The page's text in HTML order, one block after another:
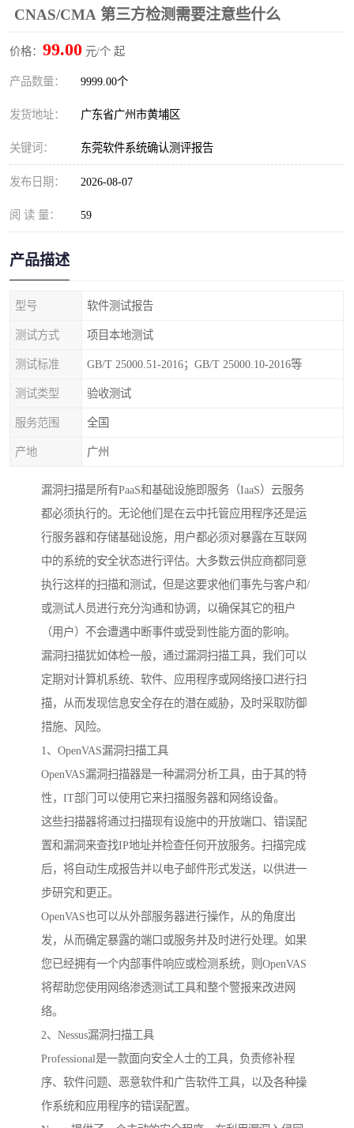
CNAS/CMA 第三方检测需要注意些什么
价格： 99.00 元/个 起
产品数量： 9999.00个
发货地址： 广东省广州市黄埔区
关键词： 东莞软件系统确认测评报告
发布日期： 2026-08-07
阅 读 量： 59
产品描述
型号 软件测试报告
测试方式 项目本地测试
测试标准 GB/T 25000.51-2016；GB/T 25000.10-2016等
测试类型 验收测试
服务范围 全国
产地 广州
漏洞扫描是所有PaaS和基础设施即服务（IaaS）云服务
都必须执行的。无论他们是在云中托管应用程序还是运
行服务器和存储基础设施，用户都必须对暴露在互联网
中的系统的安全状态进行评估。大多数云供应商都同意
执行这样的扫描和测试，但是这要求他们事先与客户和/
或测试人员进行充分沟通和协调，以确保其它的租户
（用户）不会遭遇中断事件或受到性能方面的影响。
漏洞扫描犹如体检一般，通过漏洞扫描工具，我们可以
定期对计算机系统、软件、应用程序或网络接口进行扫
描，从而发现信息安全存在的潜在威胁，及时采取防御
措施、风险。
1、OpenVAS漏洞扫描工具
OpenVAS漏洞扫描器是一种漏洞分析工具，由于其的特
性，IT部门可以使用它来扫描服务器和网络设备。
这些扫描器将通过扫描现有设施中的开放端口、错误配
置和漏洞来查找IP地址并检查任何开放服务。扫描完成
后，将自动生成报告并以电子邮件形式发送，以供进一
步研究和更正。
OpenVAS也可以从外部服务器进行操作，从的角度出
发，从而确定暴露的端口或服务并及时进行处理。如果
您已经拥有一个内部事件响应或检测系统，则OpenVAS
将帮助您使用网络渗透测试工具和整个警报来改进网
络。
2、Nessus漏洞扫描工具
Professional是一款面向安全人士的工具，负责修补程
序、软件问题、恶意软件和广告软件工具，以及各种操
作系统和应用程序的错误配置。